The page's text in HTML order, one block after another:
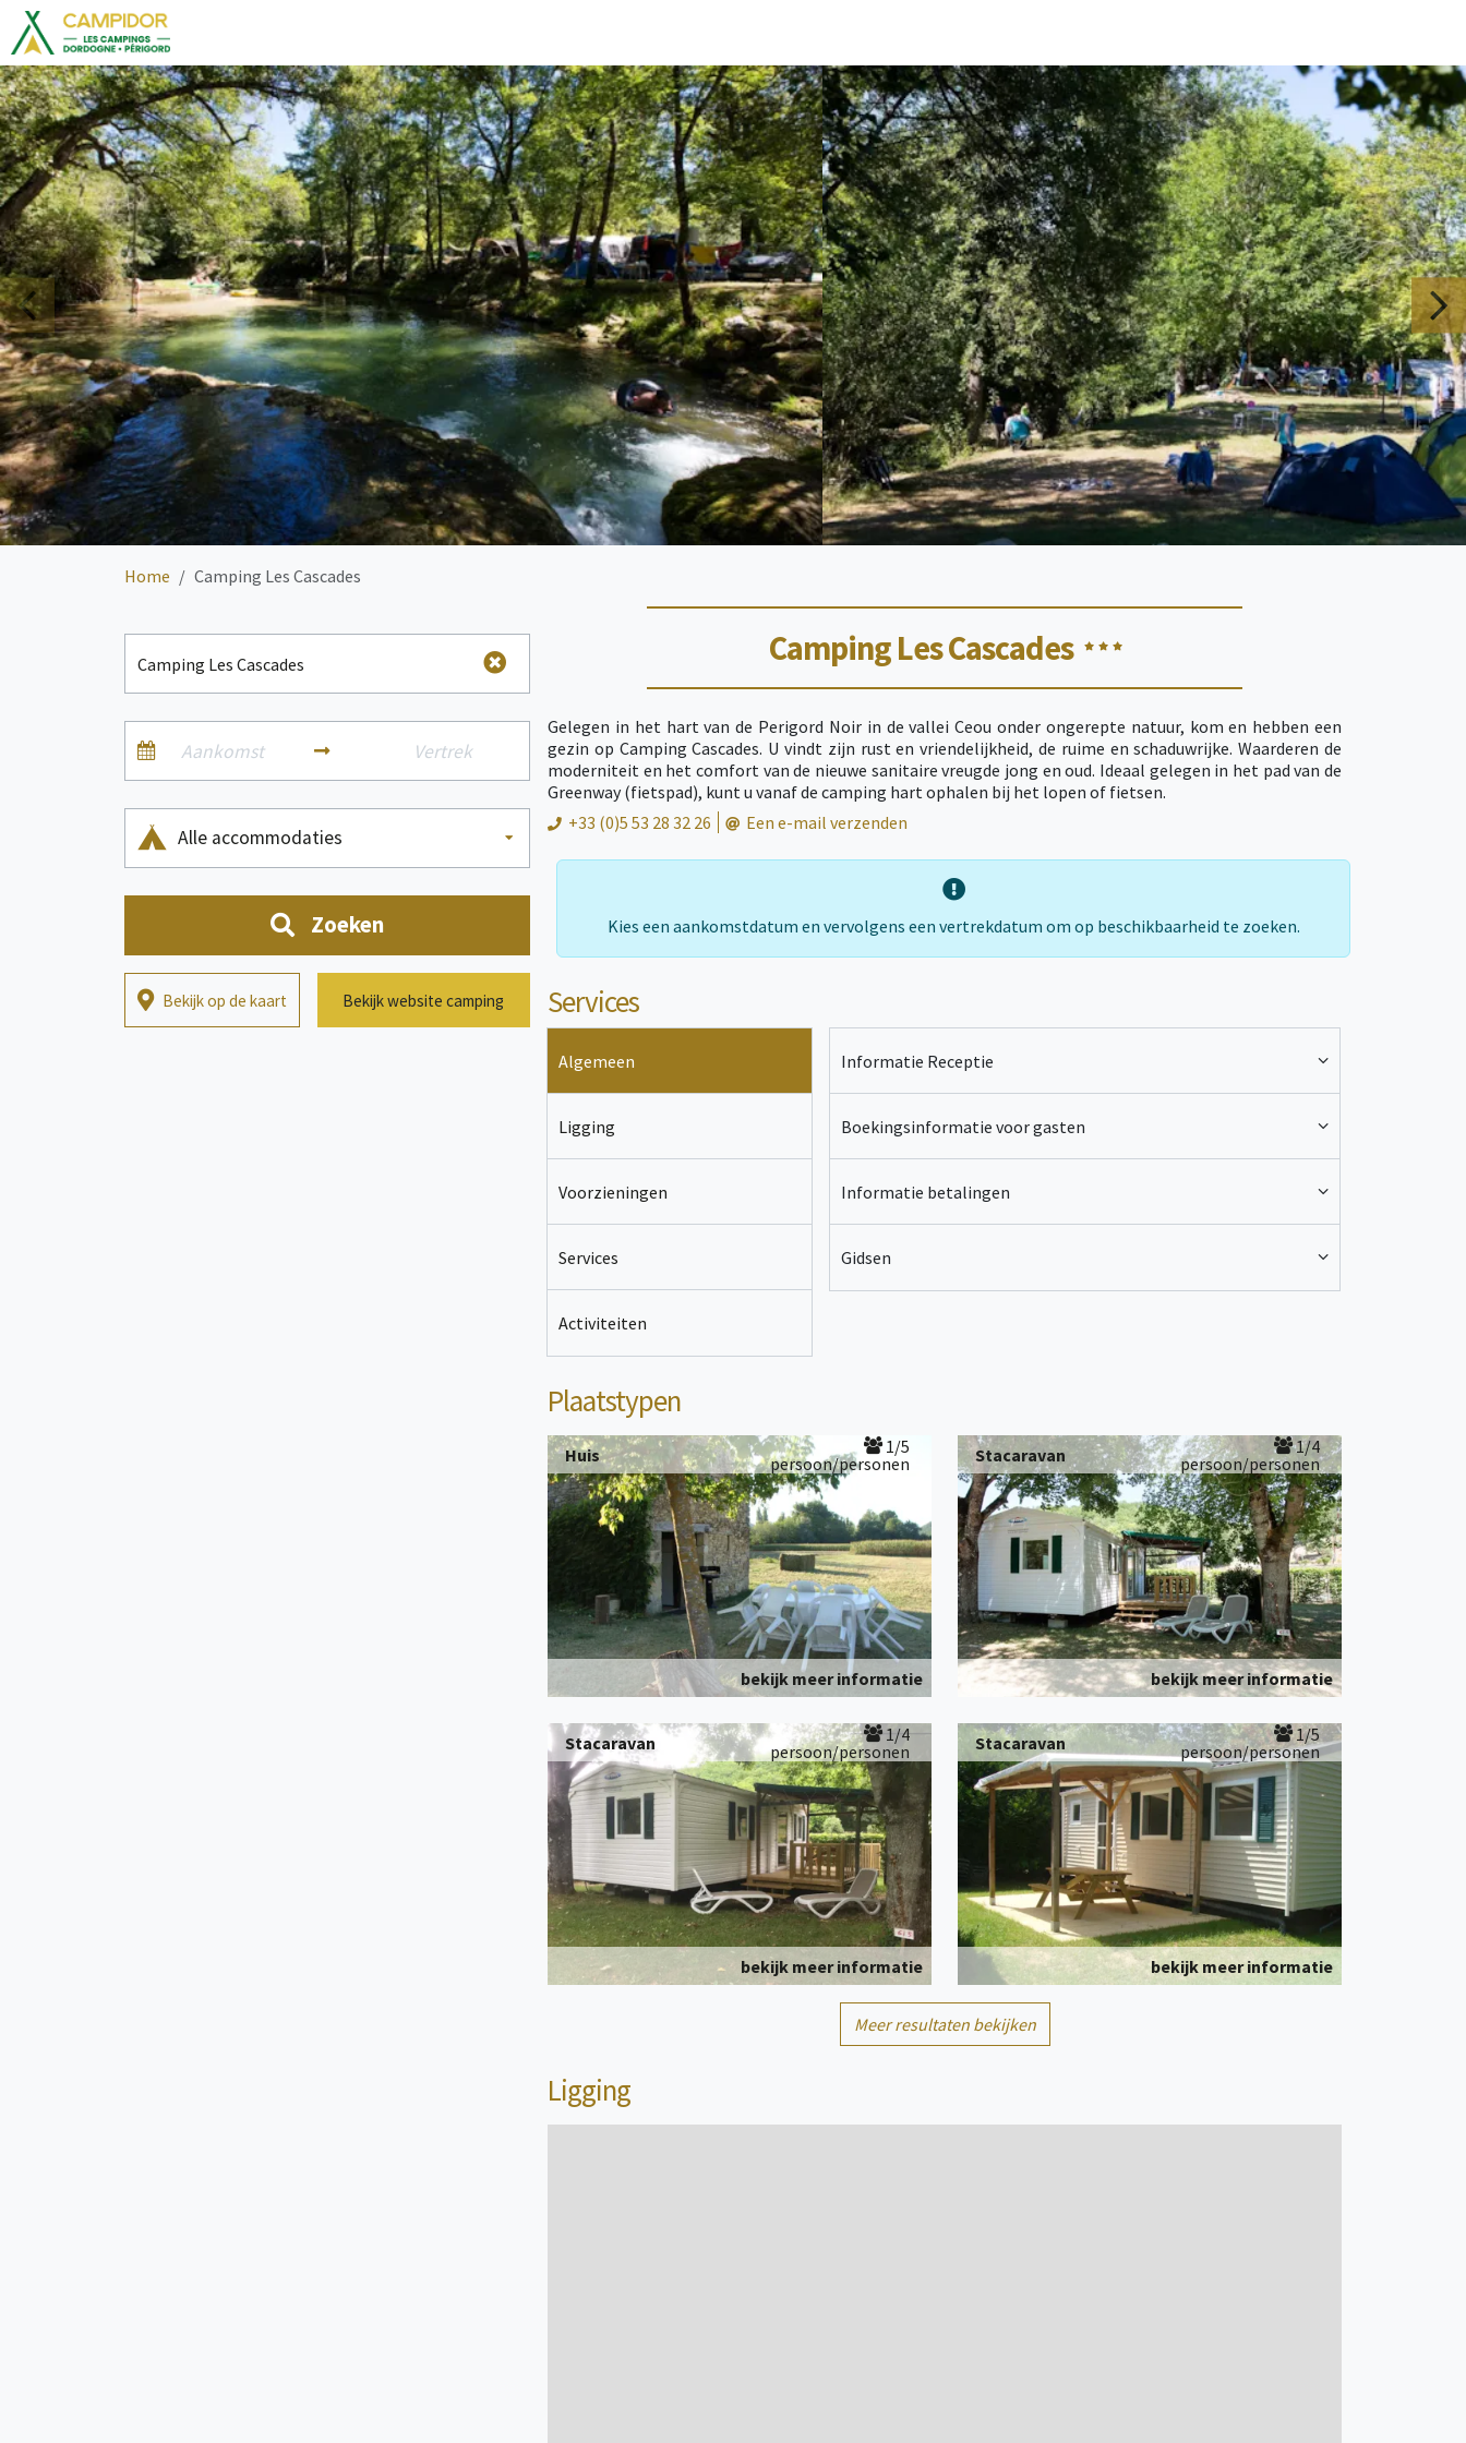
Home Camping Les Cascades
Alle accommodaties
Zoeken
Bekijk op de kaart Bekijk website camping
Camping Les Cascades
Gelegen in het hart van de Perigord Noir in de vallei Ceou onder ongerepte natuur, kom en hebben een
gezin op Camping Cascades. U vindt zijn rust en vriendelijkheid, de ruime en schaduwrijke. Waarderen de
moderniteit en het comfort van de nieuwe sanitaire vreugde jong en oud. Ideaal gelegen in het pad van de
Greenway (fietspad), kunt u vanaf de camping hart ophalen bij het ​​lopen of fietsen.
+33 (0)5 53 28 32 26
Een e-mail verzenden
Kies een aankomstdatum en vervolgens een vertrekdatum om op beschikbaarheid te zoeken.
Services
Algemeen
Ligging
Voorzieningen
Services
Activiteiten
Informatie Receptie
Boekingsinformatie voor gasten
Informatie betalingen
Gidsen
Plaatstypen
Huis
1/5
persoon/personen
bekijk meer informatie
Stacaravan
1/4
persoon/personen
bekijk meer informatie
Stacaravan
1/4
persoon/personen
bekijk meer informatie
Stacaravan
1/5
persoon/personen
bekijk meer informatie
1/5
persoon/personen
Meer resultaten bekijken
Ligging